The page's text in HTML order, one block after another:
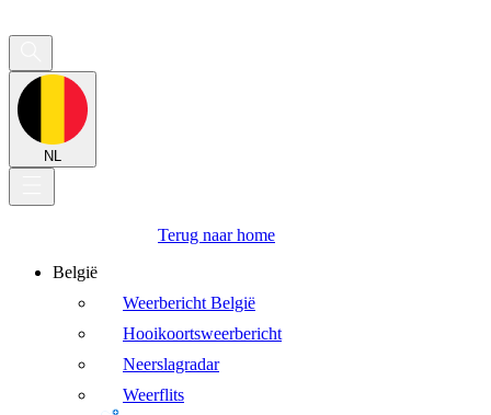
NL
Terug naar home
België
Weerbericht België
Hooikoortsweerbericht
Neerslagradar
Weerflits